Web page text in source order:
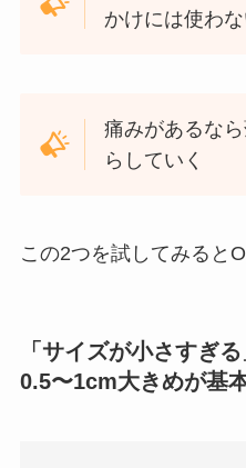
かけには使わ
痛みがあるな
らしていく
この2つを試してみると
「サイズが小さすぎ
0.5〜1cm大きめが基